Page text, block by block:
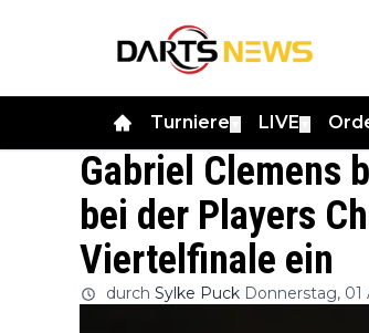
Turniere LIVE
Gabriel Clemens
bei der Players
Viertelfinale ein
durch Sylke Puck Donnerstag,